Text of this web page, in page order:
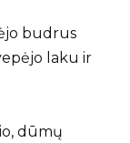
budrus
laku ir
dūmų